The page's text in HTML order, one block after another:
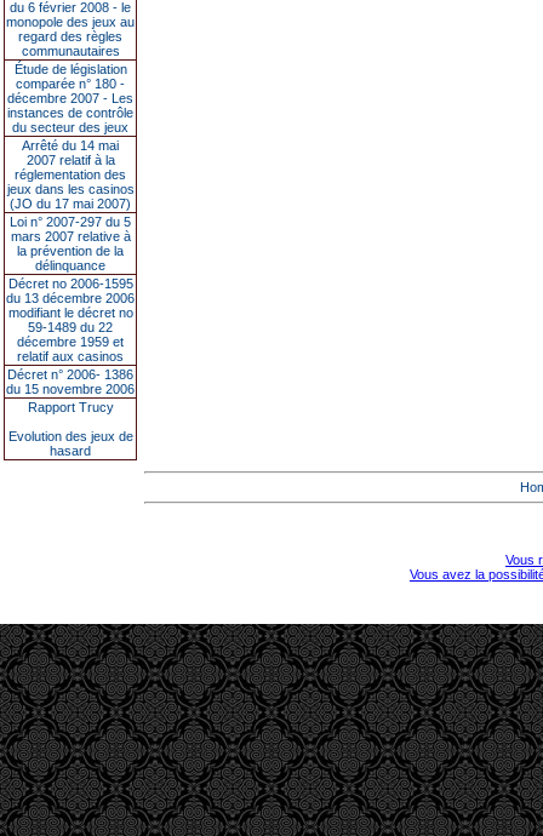
du 6 février 2008 - le
monopole des jeux au
regard des règles
communautaires
Étude de législation
comparée n° 180 -
décembre 2007 - Les
instances de contrôle
du secteur des jeux
Arrêté du 14 mai
2007 relatif à la
réglementation des
jeux dans les casinos
(JO du 17 mai 2007)
Loi n° 2007-297 du 5
mars 2007 relative à
la prévention de la
délinquance
Décret no 2006-1595
du 13 décembre 2006
modifiant le décret no
59-1489 du 22
décembre 1959 et
relatif aux casinos
Décret n° 2006- 1386
du 15 novembre 2006
Rapport Trucy
Evolution des jeux de
hasard
Vous
Vous avez la